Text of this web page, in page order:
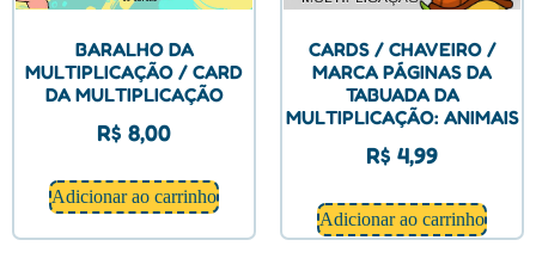
BARALHO DA
MULTIPLICAÇÃO / CARD
DA MULTIPLICAÇÃO
R$ 8,00
Adicionar ao carrinho
CARDS / CHAVEIRO /
MARCA PÁGINAS DA
TABUADA DA
MULTIPLICAÇÃO: ANIMAIS
R$ 4,99
Adicionar ao carrinho